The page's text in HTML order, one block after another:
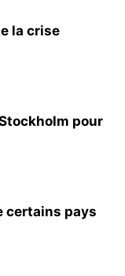
la crise
pour
certains pays